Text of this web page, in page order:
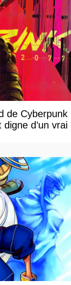
de Cyberpunk
d’un vrai